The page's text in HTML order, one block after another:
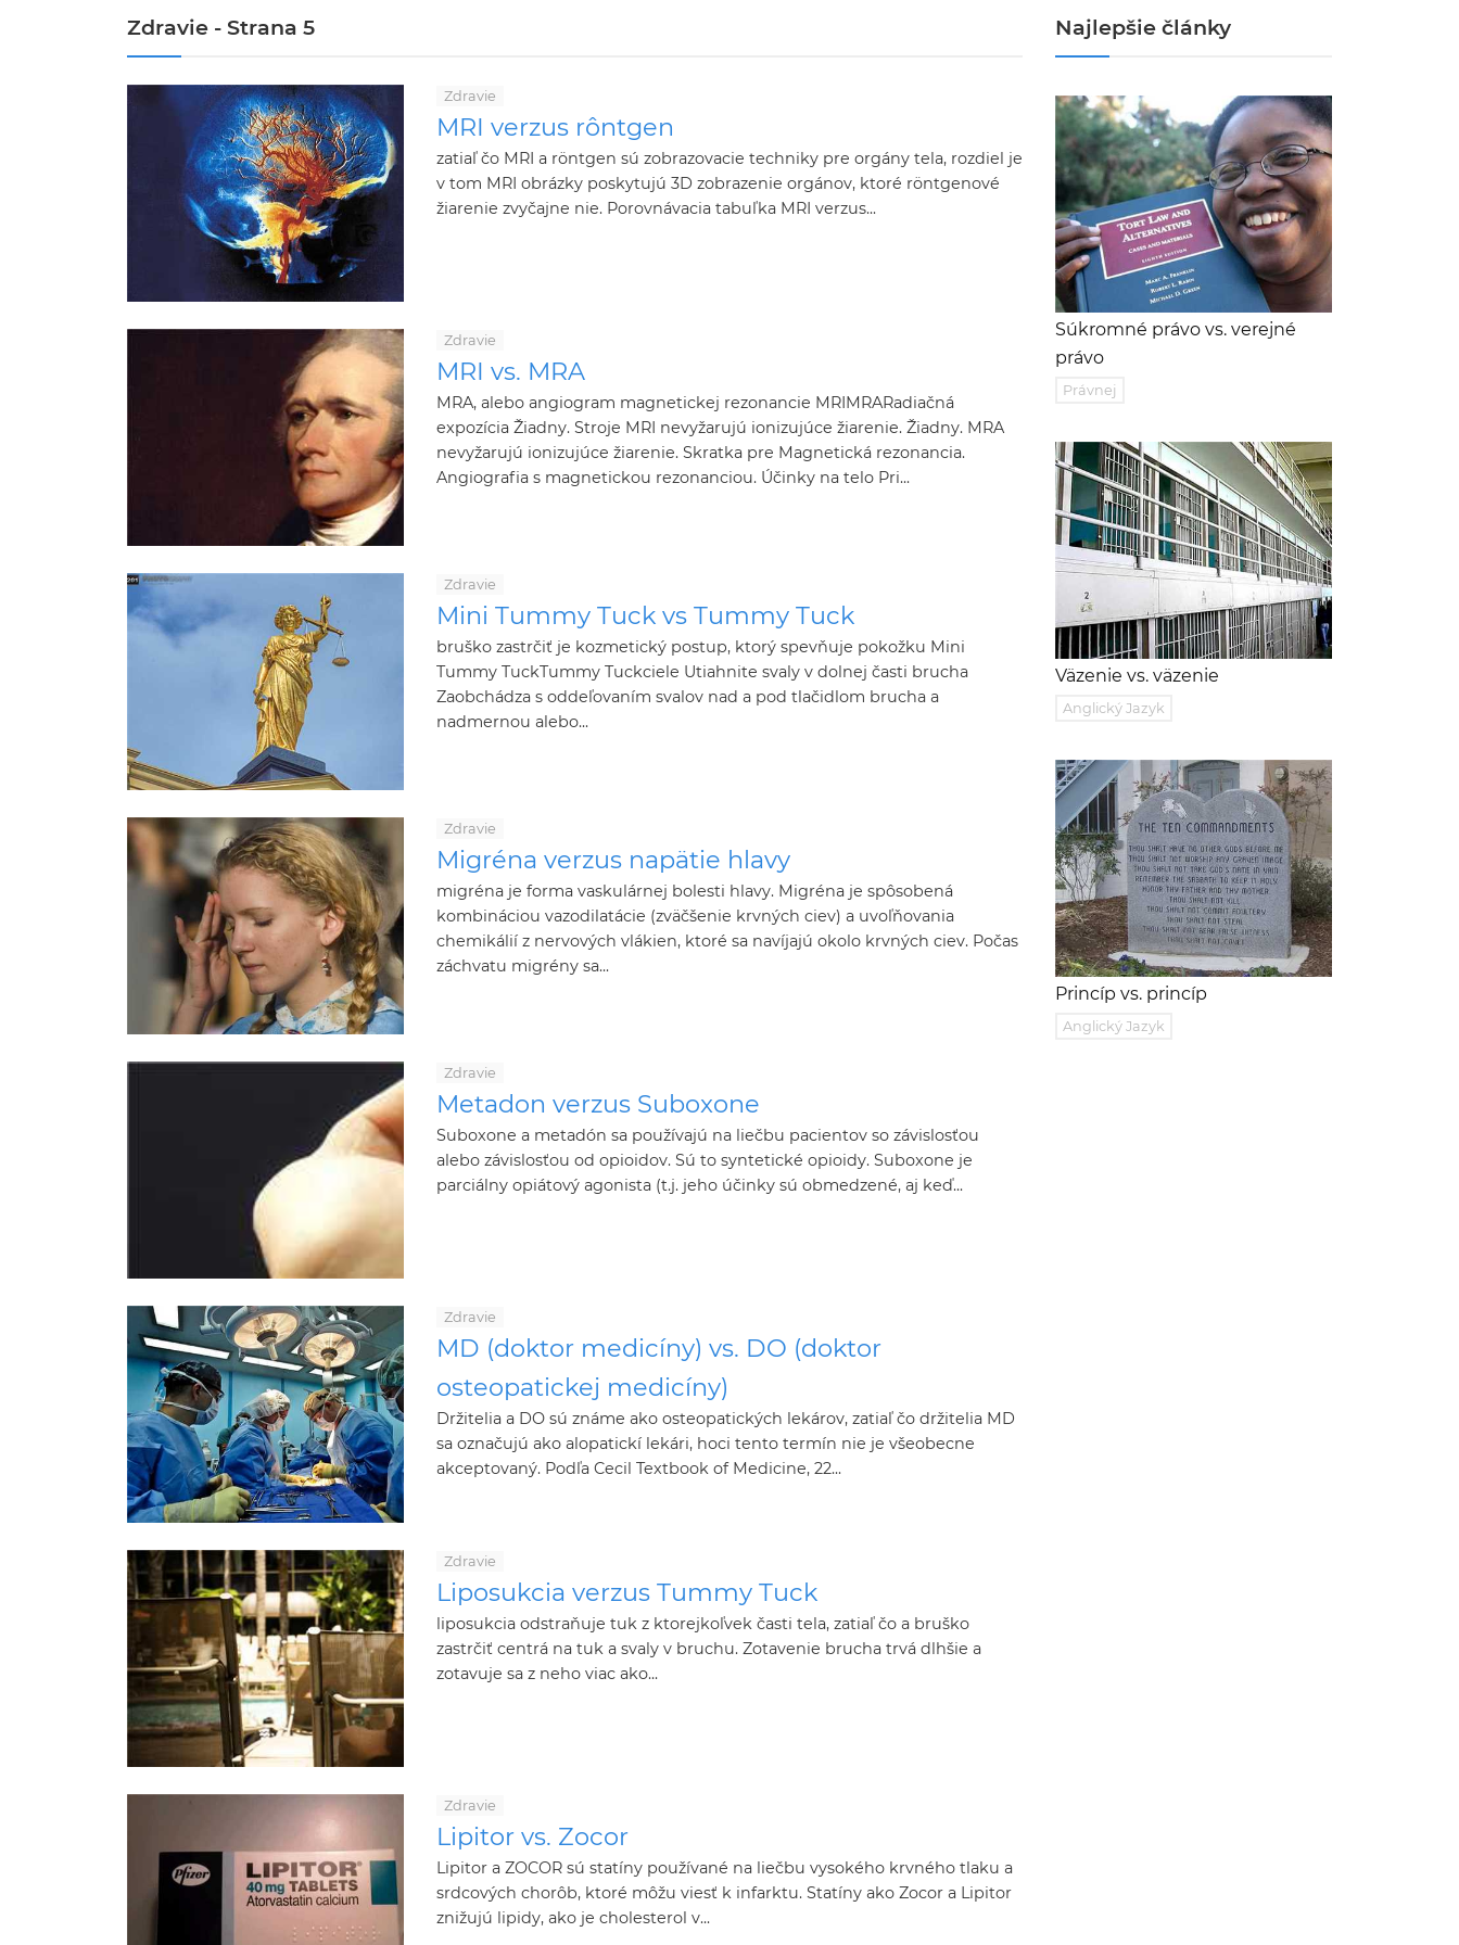
Zdravie - Strana 5
Zdravie
MRI verzus rôntgen
zatiaľ čo MRI a röntgen sú zobrazovacie techniky pre orgány tela, rozdiel je
v tom MRI obrázky poskytujú 3D zobrazenie orgánov, ktoré röntgenové
žiarenie zvyčajne nie. Porovnávacia tabuľka MRI verzus...
Zdravie
MRI vs. MRA
MRA, alebo angiogram magnetickej rezonancie MRIMRARadiačná
expozícia Žiadny. Stroje MRI nevyžarujú ionizujúce žiarenie. Žiadny. MRA
nevyžarujú ionizujúce žiarenie. Skratka pre Magnetická rezonancia.
Angiografia s magnetickou rezonanciou. Účinky na telo Pri...
Zdravie
Mini Tummy Tuck vs Tummy Tuck
bruško zastrčiť je kozmetický postup, ktorý spevňuje pokožku Mini
Tummy TuckTummy Tuckciele Utiahnite svaly v dolnej časti brucha
Zaobchádza s oddeľovaním svalov nad a pod tlačidlom brucha a
nadmernou alebo...
Zdravie
Migréna verzus napätie hlavy
migréna je forma vaskulárnej bolesti hlavy. Migréna je spôsobená
kombináciou vazodilatácie (zväčšenie krvných ciev) a uvoľňovania
chemikálií z nervových vlákien, ktoré sa navíjajú okolo krvných ciev. Počas
záchvatu migrény sa...
Zdravie
Metadon verzus Suboxone
Suboxone a metadón sa používajú na liečbu pacientov so závislosťou
alebo závislosťou od opioidov. Sú to syntetické opioidy. Suboxone je
parciálny opiátový agonista (t.j. jeho účinky sú obmedzené, aj keď...
Zdravie
MD (doktor medicíny) vs. DO (doktor
osteopatickej medicíny)
Držitelia a DO sú známe ako osteopatických lekárov, zatiaľ čo držitelia MD
sa označujú ako alopatickí lekári, hoci tento termín nie je všeobecne
akceptovaný. Podľa Cecil Textbook of Medicine, 22...
Zdravie
Liposukcia verzus Tummy Tuck
liposukcia odstraňuje tuk z ktorejkoľvek časti tela, zatiaľ čo a bruško
zastrčiť centrá na tuk a svaly v bruchu. Zotavenie brucha trvá dlhšie a
zotavuje sa z neho viac ako...
Zdravie
Lipitor vs. Zocor
Lipitor a ZOCOR sú statíny používané na liečbu vysokého krvného tlaku a
srdcových chorôb, ktoré môžu viesť k infarktu. Statíny ako Zocor a Lipitor
znižujú lipidy, ako je cholesterol v...
Najlepšie články
Súkromné ​​právo vs. verejné
právo
Právnej
Väzenie vs. väzenie
Anglický Jazyk
Princíp vs. princíp
Anglický Jazyk